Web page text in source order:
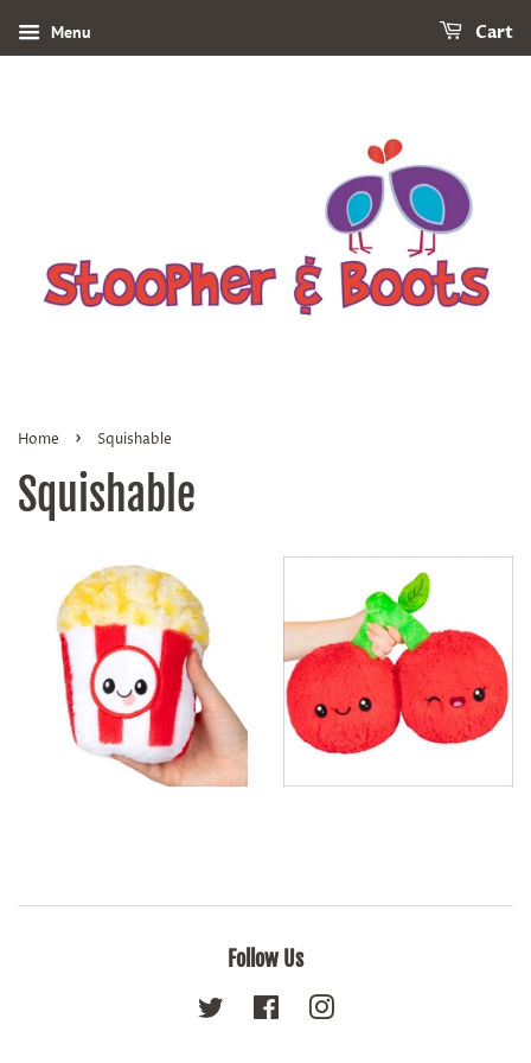
Menu Cart
Home › Squishable
Squishable
Follow Us
Twitter FacebookInstagram